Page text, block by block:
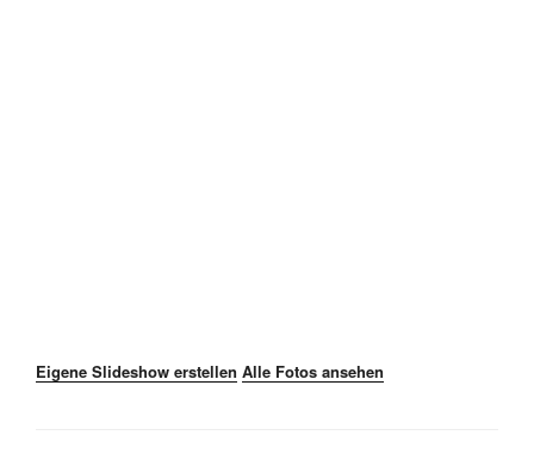
Eigene Slideshow erstellen Alle Fotos ansehen